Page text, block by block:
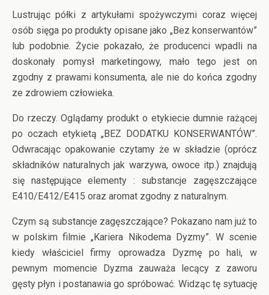
Lustrując półki z artykułami spożywczymi coraz więcej
osób sięga po produkty opisane jako „Bez konserwantów”
lub podobnie. Życie pokazało, że producenci wpadli na
doskonały pomysł marketingowy, mało tego jest on
zgodny z prawami konsumenta, ale nie do końca zgodny
ze zdrowiem człowieka.
Do rzeczy. Oglądamy produkt o etykiecie dumnie rażącej
po oczach etykietą „BEZ DODATKU KONSERWANTÓW”.
Odwracając opakowanie czytamy że w składzie (oprócz
składników naturalnych jak warzywa, owoce itp.) znajdują
się następujące elementy : substancje zagęszczające
E410/E412/E415 oraz aromat zgodny z naturalnym.
Czym są substancje zagęszczające? Pokazano nam już to
w polskim filmie „Kariera Nikodema Dyzmy”. W scenie
kiedy właściciel firmy oprowadza Dyzmę po hali, w
pewnym momencie Dyzma zauważa lecący z zaworu
gęsty płyn i postanawia go spróbować. Widząc tę sytuację